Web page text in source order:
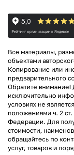
Все материалы,
объектами
Копирование или
предварительного
Обратите внимание!
исключительно
условиях не
положениями ч. 2
Федерации. Для
стоимости,
обращайтесь по
услуг, товаров и